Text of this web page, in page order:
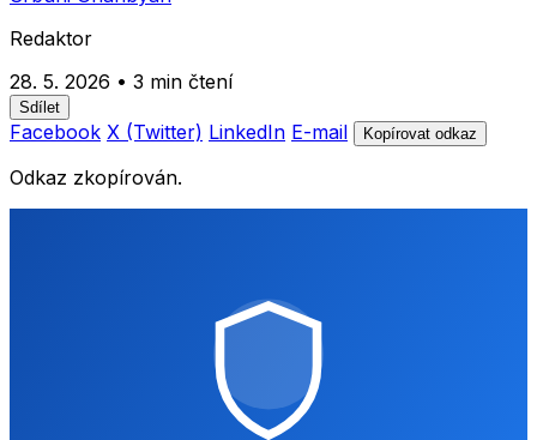
Redaktor
28. 5. 2026 • 3 min čtení
Sdílet
Facebook X (Twitter) LinkedIn E-mail Kopírovat odkaz
Odkaz zkopírován.